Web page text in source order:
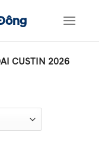
CUSTIN 2026